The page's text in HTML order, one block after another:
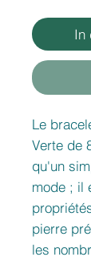
In
Le
Verte de
qu'un
mode ; il
pierre
les